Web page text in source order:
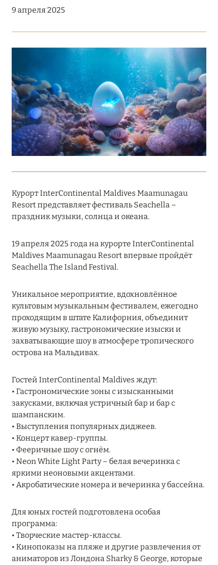
9 апреля 2025
THE ST. REGIS MALDIVES VOMMULI:
МАНИФЕСТ ЭСТЕТИКИ В САМОМ СЕРДЦЕ
ОКЕАНА
Подробнее
27 апреля 2026
ПОЛНАЯ ПЕРЕЗАГРУЗКА: JUMEIRAH BALI,
ПРЯМОЙ ПЕРЕЛЁТ
20 марта 2026
LA CARTE PREMIUM ПО ОТЕЛЮ WALDORF
ASTORIA MALDIVES ITHAAFUSHI, МАЛЬДИВЫ
Подробнее
MANDARIN ORIENTAL JUMEIRA — SUITE
NOVEMBER
Подробнее
13 мая 2025
ЗАБРОНИРУЙТЕ FOUR SEASONS RESORT
DUBAI AT JUMEIRAH BEACH ПО ЛУЧШИМ
ЦЕНАМ
Подробнее
04 апреля 2025
ATLANTIS THE PALM: НОВЫЙ ПАКЕТ
Подробнее
13 февраля 2025
Курорт InterContinental Maldives Maamunagau
Resort представляет фестиваль Seachella –
праздник музыки, солнца и океана.
19 апреля 2025 года на курорте InterContinental
Maldives Maamunagau Resort впервые пройдёт
Seachella The Island Festival.
Уникальное мероприятие, вдохновлённое
культовым музыкальным фестивалем, ежегодно
проходящим в штате Калифорния, объединит
живую музыку, гастрономические изыски и
захватывающие шоу в атмосфере тропического
острова на Мальдивах.
Гостей InterContinental Maldives ждут:
• Гастрономические зоны с изысканными
закусками, включая устричный бар и бар с
шампанским.
• Выступления популярных диджеев.
• Концерт кавер-группы.
• Фееричные шоу с огнём.
• Neon White Light Party – белая вечеринка с
яркими неоновыми акцентами.
• Акробатические номера и вечеринка у бассейна.
Для юных гостей подготовлена особая
программа:
• Творческие мастер-классы.
• Кинопоказы на пляже и другие развлечения от
аниматоров из Лондона Sharky & George, которые